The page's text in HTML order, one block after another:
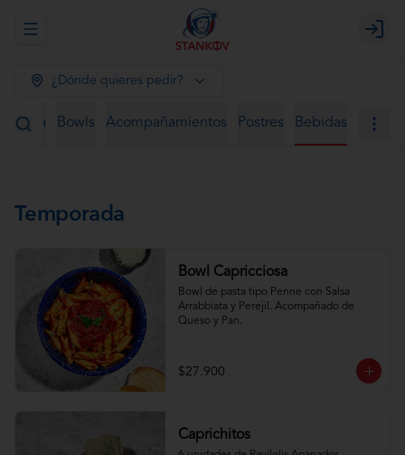
Abrir menu de navegación Login
¿Dónde quieres pedir?
Bowls Acompañamientos Postres Bebidas
Temporada
Bowl Capricciosa
Bowl de pasta tipo Penne con Salsa
Arrabbiata y Perejil. Acompañado de
Queso y Pan.
$27.900
Caprichitos